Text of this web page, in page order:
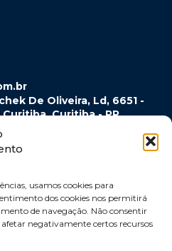
usamos cookies para
dos cookies nos permitirá
de navegação. Não consentir
negativamente certos recursos
De Oliveira, Ld, 6651 -
Curitiba - PR,